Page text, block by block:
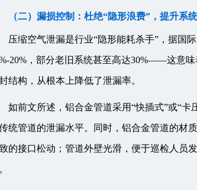
（二）漏损控制：杜绝“隐形浪费”，提升系
压缩空气泄漏是行业“隐形能耗杀手”，据国
20%，部分老旧系统甚至高达30%——这意味
结构，从根本上降低了泄漏率。
如前文所述，铝合金管道采用“快插式”或“
统管道的泄漏水平。同时，铝合金管道的材
的接口松动；管道外壁光滑，便于巡检人员